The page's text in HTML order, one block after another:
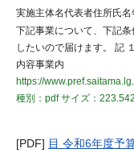
実施主体名代表者住所氏
下記事業について、下記
したいので届けます。 記
内容事業内
https://
種別：pdfサイズ：
[PDF] 目 令和6年度予